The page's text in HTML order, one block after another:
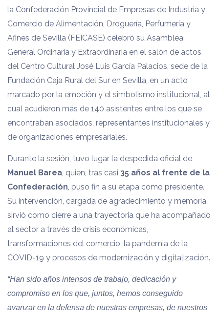
la Confederación Provincial de Empresas de Industria y
Comercio de Alimentación, Droguería, Perfumería y
Afines de Sevilla (FEICASE) celebró su Asamblea
General Ordinaria y Extraordinaria en el salón de actos
del Centro Cultural José Luis García Palacios, sede de la
Fundación Caja Rural del Sur en Sevilla, en un acto
marcado por la emoción y el simbolismo institucional, al
cual acudieron más de 140 asistentes entre los que se
encontraban asociados, representantes institucionales y
de organizaciones empresariales.
Durante la sesión, tuvo lugar la despedida oficial de
Manuel Barea, quien, tras casi 35 años al frente de la
Confederación, puso fin a su etapa como presidente.
Su intervención, cargada de agradecimiento y memoria,
sirvió como cierre a una trayectoria que ha acompañado
al sector a través de crisis económicas,
transformaciones del comercio, la pandemia de la
COVID-19 y procesos de modernización y digitalización.
“Han sido años intensos de trabajo, dedicación y
compromiso en los que, juntos, hemos conseguido
avanzar en la defensa de nuestras empresas, de nuestros